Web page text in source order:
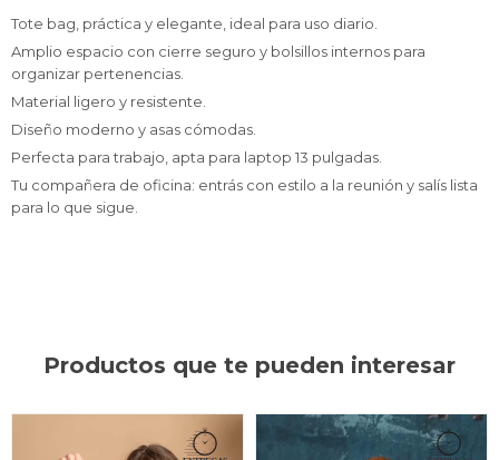
Tote bag, práctica y elegante, ideal para uso diario.
Amplio espacio con cierre seguro y bolsillos internos para
organizar pertenencias.
Material ligero y resistente.
Diseño moderno y asas cómodas.
Perfecta para trabajo, apta para laptop 13 pulgadas.
Tu compañera de oficina: entrás con estilo a la reunión y salís lista
para lo que sigue.
Productos que te pueden interesar